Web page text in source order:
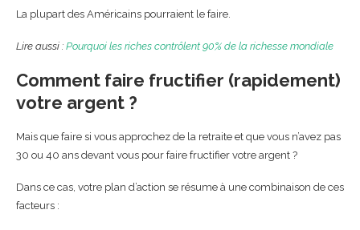
La plupart des Américains pourraient le faire.
Lire aussi : Pourquoi les riches contrôlent 90% de la richesse mondiale
Comment faire fructifier (rapidement)
votre argent ?
Mais que faire si vous approchez de la retraite et que vous n’avez pas
30 ou 40 ans devant vous pour faire fructifier votre argent ?
Dans ce cas, votre plan d’action se résume à une combinaison de ces
facteurs :